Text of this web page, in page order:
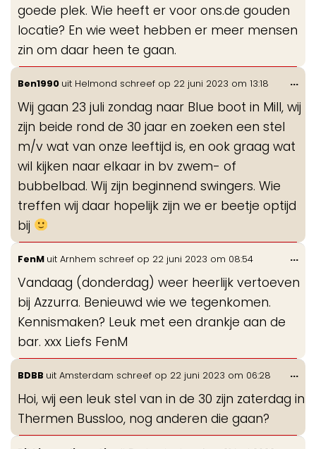
goede plek. Wie heeft er voor ons.de gouden
locatie? En wie weet hebben er meer mensen
zin om daar heen te gaan.
Ben1990 uit Helmond schreef op 22 juni 2023 om 13:18
Wij gaan 23 juli zondag naar Blue boot in Mill, wij
zijn beide rond de 30 jaar en zoeken een stel
m/v wat van onze leeftijd is, en ook graag wat
wil kijken naar elkaar in bv zwem- of
bubbelbad. Wij zijn beginnend swingers. Wie
treffen wij daar hopelijk zijn we er beetje optijd
bij
...
FenM uit Arnhem schreef op 22 juni 2023 om 08:54
Vandaag (donderdag) weer heerlijk vertoeven
bij Azzurra. Benieuwd wie we tegenkomen.
Kennismaken? Leuk met een drankje aan de
bar. xxx Liefs FenM
...
BDBB uit Amsterdam schreef op 22 juni 2023 om 06:28
Hoi, wij een leuk stel van in de 30 zijn zaterdag in
Thermen Bussloo, nog anderen die gaan?
...